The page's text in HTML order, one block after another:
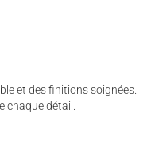
et des finitions soignées.
chaque détail.